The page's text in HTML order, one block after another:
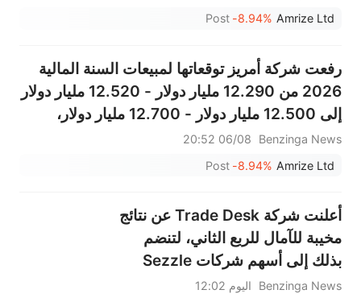
التوقعات البالغة 3.365 مليار دولار أمريكي.
Amrize Ltd
-8.94%
Post
رفعت شركة أمريز توقعاتها لمبيعات السنة المالية
2026 من 12.290 مليار دولار - 12.520 مليار دولار
إلى 12.500 مليار دولار - 12.700 مليار دولار،
مقارنةً بتوقعات سابقة بلغت 12.464 مليار دولار.
Benzinga News
06/08 20:52
Amrize Ltd
-8.94%
Post
أعلنت شركة Trade Desk عن نتائج
مخيبة للآمال للربع الثاني، لتنضم
بذلك إلى أسهم شركات Sezzle
وResmed وOuster وغيرها من
Benzinga News
اليوم 12:02